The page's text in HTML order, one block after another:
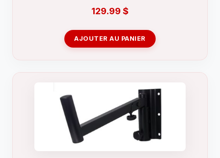
129.99 $
AJOUTER AU PANIER